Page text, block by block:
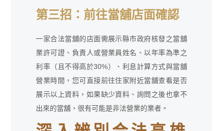
第三招：前往當舖店面確認
一家合法當舖的店面需展示縣市政府核發之當舖
業許可證、負責人或營業員姓名、以年率為準之
利率（且不得高於30%）、利息計算方式與當舖
營業時間，您可直接前往住家附近當舖查看是否
展示以上資料，如果缺少資料、詢問之後也拿不
出來的當舖，很有可能是非法營業的業者。